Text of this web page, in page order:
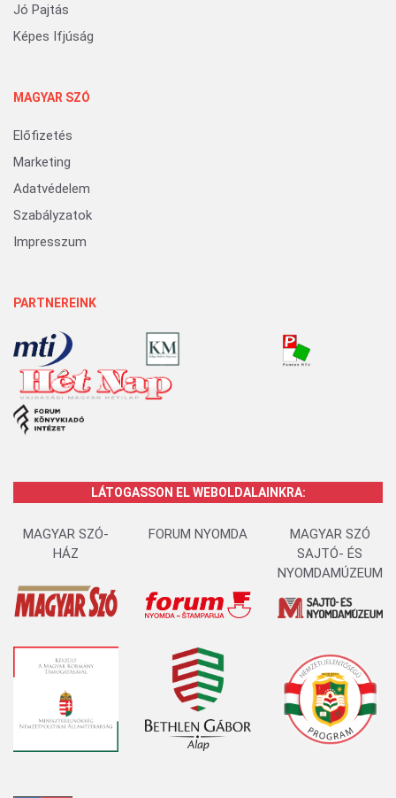
Jó Pajtás
Képes Ifjúság
MAGYAR SZÓ
Előfizetés
Marketing
Adatvédelem
Szabályzatok
Impresszum
PARTNEREINK
LÁTOGASSON EL WEBOLDALAINKRA:
MAGYAR SZÓ-
HÁZ
FORUM NYOMDA
MAGYAR SZÓ
SAJTÓ- ÉS
NYOMDAMÚZEUM